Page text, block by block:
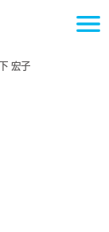
宏子